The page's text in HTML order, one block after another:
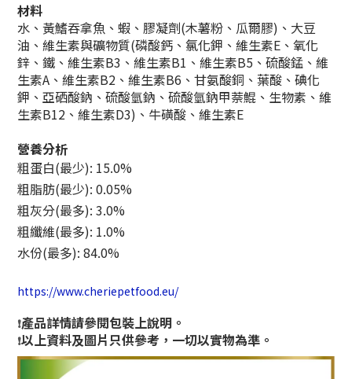
材料
水、黃鰭吞拿魚、蝦、膠凝劑(木薯粉、瓜爾膠)、大豆
油、維生素與礦物質(磷酸鈣、氯化鉀、維生素E、氧化
鋅、鐵、維生素B3、維生素B1、維生素B5、硫酸錳、維
生素A、維生素B2、維生素B6、甘氨酸銅、葉酸、碘化
鉀、亞硒酸鈉、硫酸氫鈉、硫酸氫鈉甲萘鯤、生物素、維
生素B12、維生素D3)、牛磺酸、維生素E
營養分析
粗蛋白(最少): 15.0%
粗脂肪(最少): 0.05%
粗灰分(最多): 3.0%
粗纖維(最多): 1.0%
水份(最多): 84.0%
https://www.cheriepetfood.eu/
❗產品詳情請參閱包裝上說明。
❗以上資料及圖片只供參考，一切以實物為準。